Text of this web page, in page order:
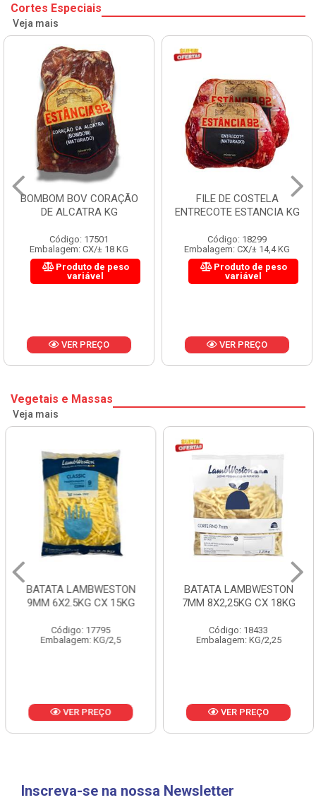
Cortes Especiais
Veja mais
BOMBOM BOV CORAÇÃO
DE ALCATRA KG
Código: 17501
Embalagem: CX/± 18 KG
Produto de peso
variável
VER PREÇO
FILE DE COSTELA
ENTRECOTE ESTANCIA KG
Código: 18299
Embalagem: CX/± 14,4 KG
Produto de peso
variável
VER PREÇO
Vegetais e Massas
Veja mais
BATATA LAMBWESTON
9MM 6X2.5KG CX 15KG
Código: 17795
Embalagem: KG/2,5
VER PREÇO
BATATA LAMBWESTON
7MM 8X2,25KG CX 18KG
Código: 18433
Embalagem: KG/2,25
VER PREÇO
Inscreva-se na nossa Newsletter